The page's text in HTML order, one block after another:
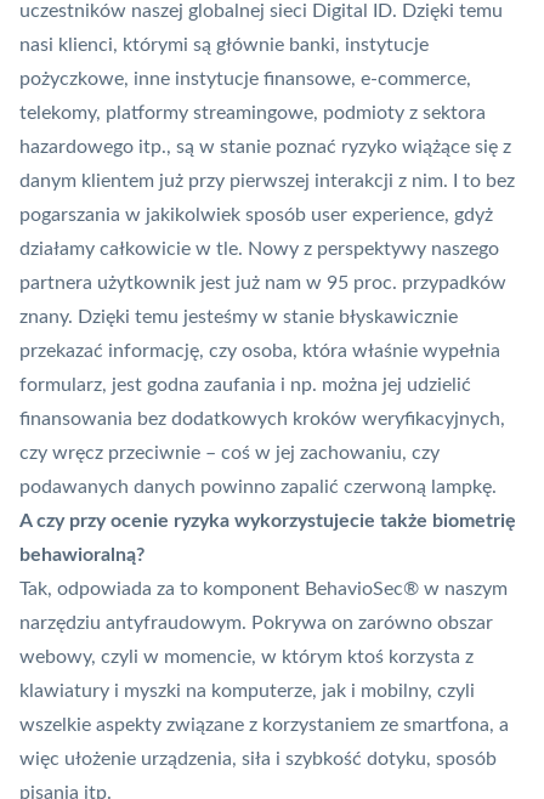
uczestników naszej globalnej sieci Digital ID. Dzięki temu
nasi klienci, którymi są głównie banki, instytucje
pożyczkowe, inne instytucje finansowe, e-commerce,
telekomy, platformy streamingowe, podmioty z sektora
hazardowego itp., są w stanie poznać ryzyko wiążące się z
danym klientem już przy pierwszej interakcji z nim. I to bez
pogarszania w jakikolwiek sposób user experience, gdyż
działamy całkowicie w tle. Nowy z perspektywy naszego
partnera użytkownik jest już nam w 95 proc. przypadków
znany. Dzięki temu jesteśmy w stanie błyskawicznie
przekazać informację, czy osoba, która właśnie wypełnia
formularz, jest godna zaufania i np. można jej udzielić
finansowania bez dodatkowych kroków weryfikacyjnych,
czy wręcz przeciwnie – coś w jej zachowaniu, czy
podawanych danych powinno zapalić czerwoną lampkę.
A czy przy ocenie ryzyka wykorzystujecie także biometrię
behawioralną?
Tak, odpowiada za to komponent BehavioSec® w naszym
narzędziu antyfraudowym. Pokrywa on zarówno obszar
webowy, czyli w momencie, w którym ktoś korzysta z
klawiatury i myszki na komputerze, jak i mobilny, czyli
wszelkie aspekty związane z korzystaniem ze smartfona, a
więc ułożenie urządzenia, siła i szybkość dotyku, sposób
pisania itp.